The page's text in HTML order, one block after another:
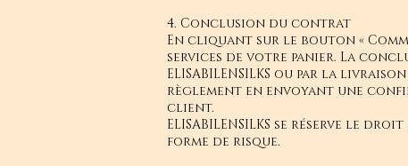
4. Conclusion du contrat
En cliquant sur le bouton «
services de votre panier. La
ELISABILENSILKS ou par la
règlement en envoyant une
client.
ELISABILENSILKS se réserve le
forme de risque.